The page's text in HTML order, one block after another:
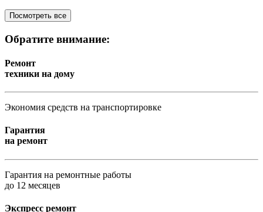
Посмотреть все
Обратите внимание:
Ремонт
техники на дому
Экономия средств на транспортировке
Гарантия
на ремонт
Гарантия на ремонтные работы
до 12 месяцев
Экспресс ремонт